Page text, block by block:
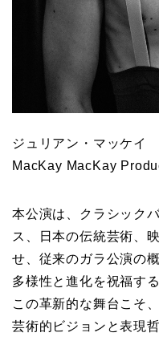
ジュリアン・マ
MacKay MacKay
本公演は、クラシック
ス、日本の伝統芸術、
せ、従来のガラ公演の
多様性と進化を祝福す
この革新的な舞台こそ
芸術的ビジョンと表現